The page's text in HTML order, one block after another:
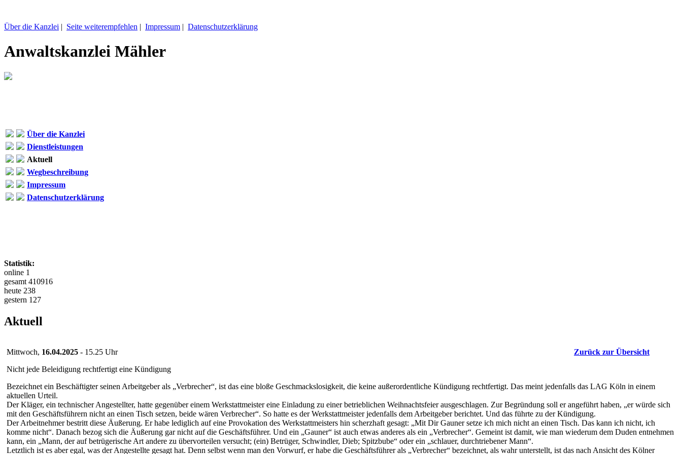
Über die Kanzlei | Seite weiterempfehlen | Impressum | Datenschutzerklärung
Anwaltskanzlei Mähler
Über die Kanzlei
Dienstleistungen
Aktuell
Wegbeschreibung
Impressum
Datenschutzerklärung
Statistik:
online 1
gesamt 410916
heute 238
gestern 127
Aktuell
Mittwoch, 16.04.2025 - 15.25 Uhr
Zurück zur Übersicht
Nicht jede Beleidigung rechtfertigt eine Kündigung
Bezeichnet ein Beschäftigter seinen Arbeitgeber als „Verbrecher“, ist das eine bloße Geschmackslosigkeit, die keine außerordentliche Kündigung rechtfertigt. Das meint jedenfalls das LAG Köln in einem
aktuellen Urteil.
Der Kläger, ein technischer Angestellter, hatte gegenüber einem Werkstattmeister eine Einladung zu einer betrieblichen Weihnachtsfeier ausgeschlagen. Zur Begründung soll er angeführt haben, „er würde sich
mit den Geschäftsführern nicht an einen Tisch setzen, beide wären Verbrecher“. So hatte es der Werkstattmeister jedenfalls dem Arbeitgeber berichtet. Und das führte zu der Kündigung.
Der Arbeitnehmer bestritt diese Äußerung. Er habe lediglich auf eine Provokation des Werkstattmeisters hin scherzhaft gesagt: „Mit Dir Gauner setze ich mich nicht an einen Tisch. Das kann ich nicht, ich
komme nicht“. Danach bezog sich die Äußerung gar nicht auf die Geschäftsführer. Und ein „Gauner“ ist auch etwas anderes als ein „Verbrecher“. Gemeint ist damit, wie man wiederum dem Duden entnehmen
kann, ein „Mann, der auf betrügerische Art andere zu übervorteilen versucht; (ein) Betrüger, Schwindler, Dieb; Spitzbube“ oder ein „schlauer, durchtriebener Mann“.
Letztlich ist es aber egal, was der Angestellte gesagt hat. Denn selbst wenn man den Vorwurf, er habe die Geschäftsführer als „Verbrecher“ bezeichnet, als wahr unterstellt, ist das nach Ansicht des Kölner